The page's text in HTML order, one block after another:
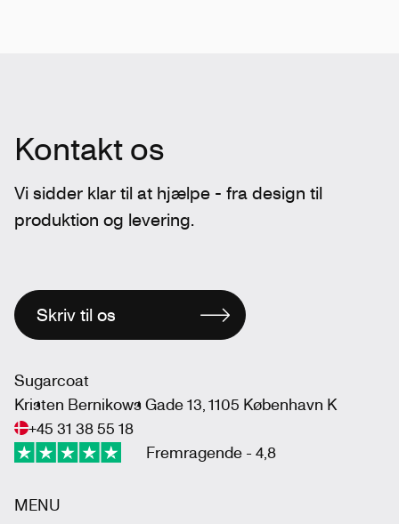
Kontakt os
Vi sidder klar til at hjælpe - fra design til
produktion og levering.
Skriv til os
Sugarcoat
Kristen Bernikows Gade 13, 1105 København K
+45 31 38 55 18
Fremragende - 4,8
MENU